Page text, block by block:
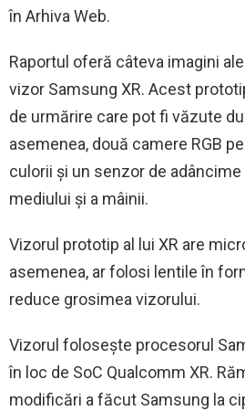
în Arhiva Web.
Raportul oferă câteva imagini
vizor Samsung XR. Acest
de urmărire care pot fi văzute
asemenea, două camere RGB
culorii și un senzor de
mediului și a mâinii.
Vizorul prototip al lui XR are
asemenea, ar folosi lentile în
reduce grosimea vizorului.
Vizorul folosește procesorul
în loc de SoC Qualcomm XR.
modificări a făcut Samsung la